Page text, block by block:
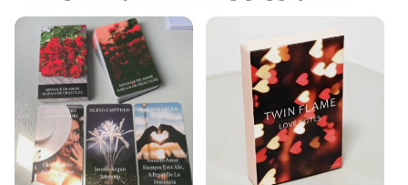
bonding
Typical Adaptive Scenario: Couples, friends, family
gatherings
Shape or Size: Compact and portable
Performance and Property: Durable, easy-to-
understand gameplay
Features:
|Wholesale|Vendors|